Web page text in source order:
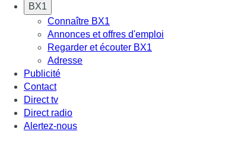
BX1
Connaître BX1
Annonces et offres d'emploi
Regarder et écouter BX1
Adresse
Publicité
Contact
Direct tv
Direct radio
Alertez-nous